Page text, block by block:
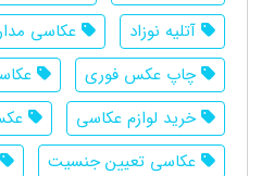
آتلیه نوزاد
عکاسی
چاپ عکس فوری
خرید لوازم عکاسی
عکاسی تعیین جنسیت